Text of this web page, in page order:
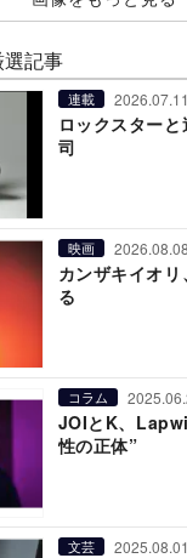
選記事
連載 2026.07.11
ロックスター
司
映画 2026.08.08
カンザキイオ
る
コラム
JOIとK、
性の正体”
文芸 2025.08.01